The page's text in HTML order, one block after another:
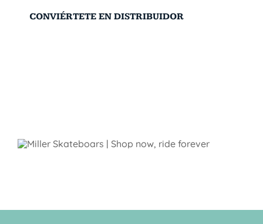
CONVIÉRTETE EN DISTRIBUIDOR